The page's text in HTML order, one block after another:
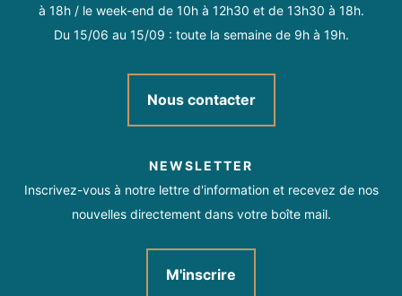
à 18h / le week-end de 10h à 12h30 et de 13h30 à 18h.
Du 15/06 au 15/09 : toute la semaine de 9h à 19h.
Nous contacter
NEWSLETTER
Inscrivez-vous à notre lettre d'information et recevez de nos
nouvelles directement dans votre boîte mail.
M'inscrire